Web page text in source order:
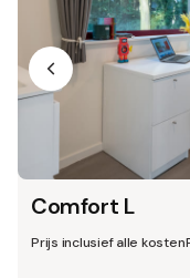
Comfort L
Prijs inclusief alle kosten